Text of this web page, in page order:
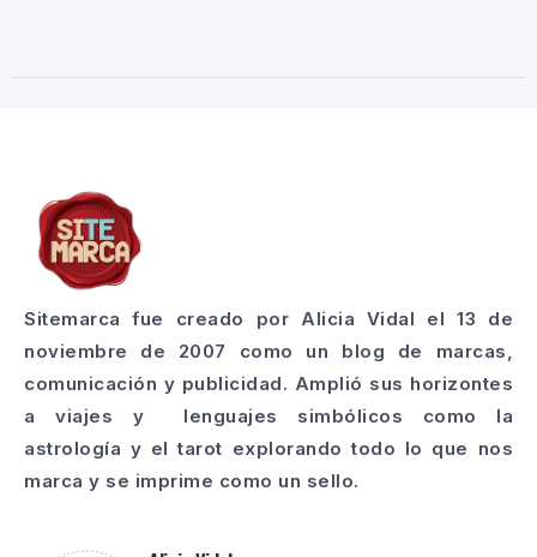
Sitemarca fue creado por Alicia Vidal el 13 de
noviembre de 2007 como un blog de marcas,
comunicación y publicidad. Amplió sus horizontes
a viajes y lenguajes simbólicos como la
astrología y el tarot explorando todo lo que nos
marca y se imprime como un sello.